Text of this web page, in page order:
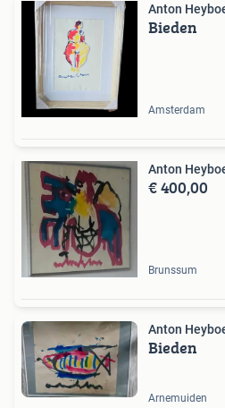
Anton
Bieden
Amsterdam
Anton
€ 400,00
Brunssum
Anton
Bieden
Arnemuiden